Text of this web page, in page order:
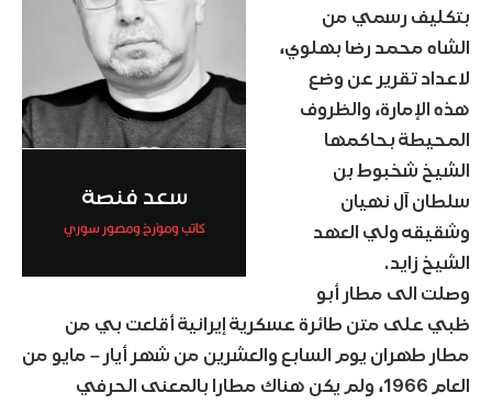
سعد فنصة
كاتب ومؤرخ ومصور سوري
بتكليف رسمي من
الشاه محمد رضا بهلوي،
لاعداد تقرير عن وضع
هذه الإمارة، والظروف
المحيطة بحاكمها
الشيخ شخبوط بن
سلطان آل نهيان
وشقيقه ولي العهد
الشيخ زايد.
وصلت الى مطار أبو
ظبي على متن طائرة عسكرية إيرانية أقلعت بي من
مطار طهران يوم السابع والعشرين من شهر أيار – مايو من
العام 1966، ولم يكن هناك مطارا بالمعنى الحرفي